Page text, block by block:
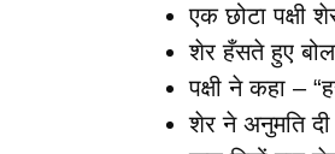
एक छोटा पक्षी
शेर हँसते हुए
पक्षी ने कहा –
शेर ने अनुमति